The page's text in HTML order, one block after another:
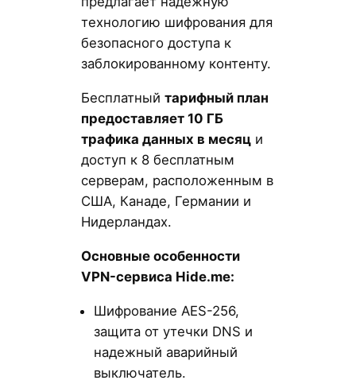
технологию шифрования для
безопасного доступа к
заблокированному контенту.
Бесплатный тарифный план
предоставляет 10 ГБ
трафика данных в месяци
доступ к 8 бесплатным
серверам, расположенным в
США, Канаде, Германии и
Нидерландах.
Основные особенности
VPN-сервиса Hide.me:
Шифрование AES-256,
защита от утечки DNS и
надежный аварийный
выключатель.